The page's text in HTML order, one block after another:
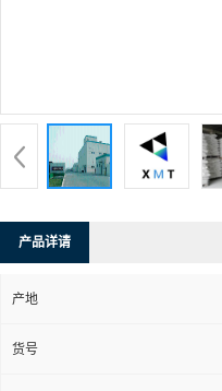
产品详请
产地
货号